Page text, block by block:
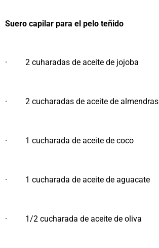
Suero capilar para el pelo teñido
· 2 cuharadas de aceite de jojoba
· 2 cucharadas de aceite de almendras
· 1 cucharada de aceite de coco
· 1 cucharada de aceite de aguacate
· 1/2 cucharada de aceite de oliva